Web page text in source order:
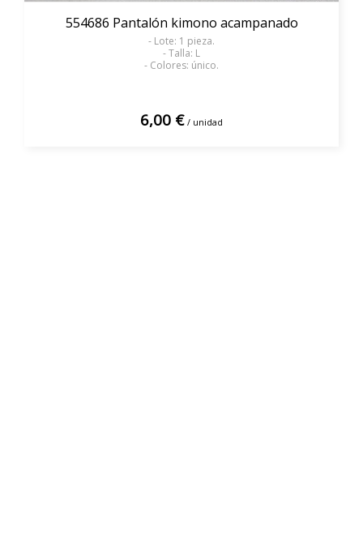
554686 Pantalón kimono acampanado
- Lote: 1 pieza.
- Talla: L
- Colores: único.
6,00 € / unidad